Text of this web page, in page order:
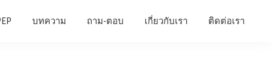
บทความ ถาม-ตอบ เกี่ยวกับเรา ติดต่อเรา